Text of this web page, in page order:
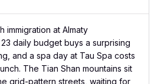
immigration at Almaty
daily budget buys a surprising
and a spa day at Tau Spa costs
The Tian Shan mountains sit
grid-pattern streets, waiting for